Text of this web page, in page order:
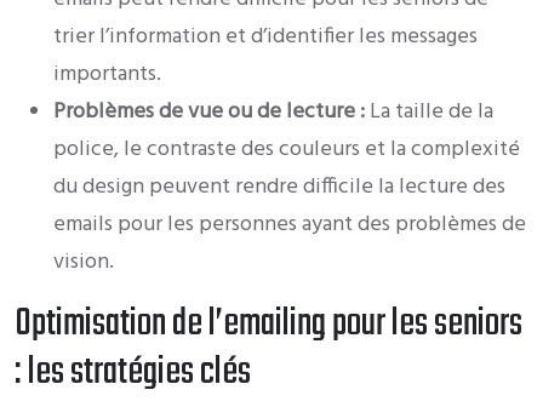
trier l’information et d’identifier les messages
importants.
Problèmes de vue ou de lecture :La taille de la
police, le contraste des couleurs et la complexité
du design peuvent rendre difficile la lecture des
emails pour les personnes ayant des problèmes de
vision.
Optimisation de l’emailing pour les seniors
: les stratégies clés